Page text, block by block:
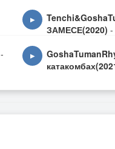
▶
ЗАМЕСЕ(2020) -
-
▶